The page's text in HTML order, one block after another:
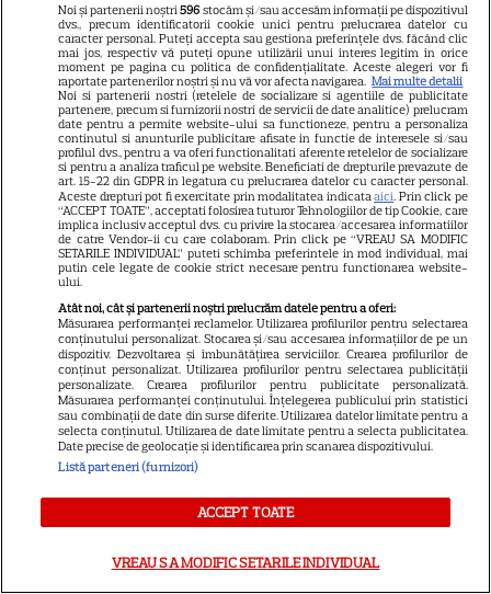
acum câteva minute echipa de
fotbal din București, accident
mortal! Câți morți și câți răniți
sunt până acum
SERIALE
Noi și partenerii noștri596 stocăm și/sau accesăm informații pe dispozitivul
dvs., precum identificatorii cookie unici pentru prelucrarea datelor cu
caracter personal. Puteți accepta sau gestiona preferințele dvs. făcând clic
mai jos, respectiv vă puteți opune utilizării unui interes legitim în orice
moment pe pagina cu politica de confidențialitate. Aceste alegeri vor fi
raportate partenerilor noștri și nu vă vor afecta navigarea. Mai multe detalii
Noi si partenerii nostri (retelele de socializare si agentiile de publicitate
partenere, precum si furnizorii nostri de servicii de date analitice) prelucram
date pentru a permite website-ului sa functioneze, pentru a personaliza
continutul si anunturile publicitare afisate in functie de interesele si/sau
profilul dvs., pentru a va oferi functionalitati aferente retelelor de socializare
si pentru a analiza traficul pe website. Beneficiati de drepturile prevazute de
art. 15-22 din GDPR in legatura cu prelucrarea datelor cu caracter personal.
Aceste drepturi pot fi exercitate prin modalitatea indicataaici. Prin click pe
“ACCEPT TOATE”, acceptati folosirea tuturor Tehnologiilor de tip Cookie, care
implica inclusiv acceptul dvs. cu privire la stocarea/accesarea informatiilor
de catre Vendor-ii cu care colaboram. Prin click pe “VREAU SA MODIFIC
SETARILE INDIVIDUAL” puteti schimba preferintele in mod individual, mai
putin cele legate de cookie strict necesare pentru functionarea website-
ului.
Atât noi, cât și partenerii noștri prelucrăm datele pentru a oferi:
Măsurarea performanței reclamelor. Utilizarea profilurilor pentru selectarea
conținutului personalizat. Stocarea și/sau accesarea informațiilor de pe un
dispozitiv. Dezvoltarea și îmbunătățirea serviciilor. Crearea profilurilor de
conținut personalizat. Utilizarea profilurilor pentru selectarea publicității
personalizate. Crearea profilurilor pentru publicitate personalizată.
Măsurarea performanței conținutului. Înțelegerea publicului prin statistici
sau combinații de date din surse diferite. Utilizarea datelor limitate pentru a
selecta conținutul. Utilizarea de date limitate pentru a selecta publicitatea.
Date precise de geolocație și identificarea prin scanarea dispozitivului.
Listă parteneri (furnizori)
ACCEPT TOATE
VREAU SA MODIFIC SETARILE INDIVIDUAL